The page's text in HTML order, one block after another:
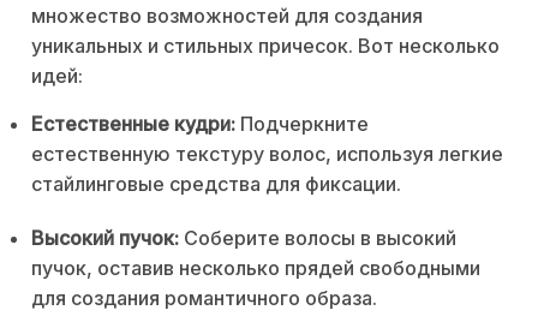
множество возможностей для создания
уникальных и стильных причесок. Вот несколько
идей:
Естественные кудри: Подчеркните
естественную текстуру волос, используя легкие
стайлинговые средства для фиксации.
Высокий пучок: Соберите волосы в высокий
пучок, оставив несколько прядей свободными
для создания романтичного образа.